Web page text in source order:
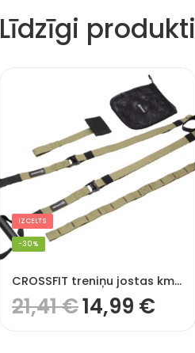
Līdzīgi produkti
CROSSFIT treniņu jostas kmpl
IZCELTS
-30%
21,41€14,99 €